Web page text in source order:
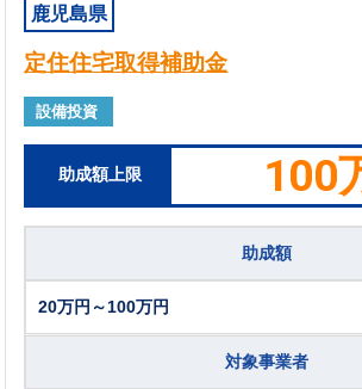
鹿児島県
定住住宅取得補助金
設備投資
助成額上限 100
助成額
20万円～100万円
対象事業者